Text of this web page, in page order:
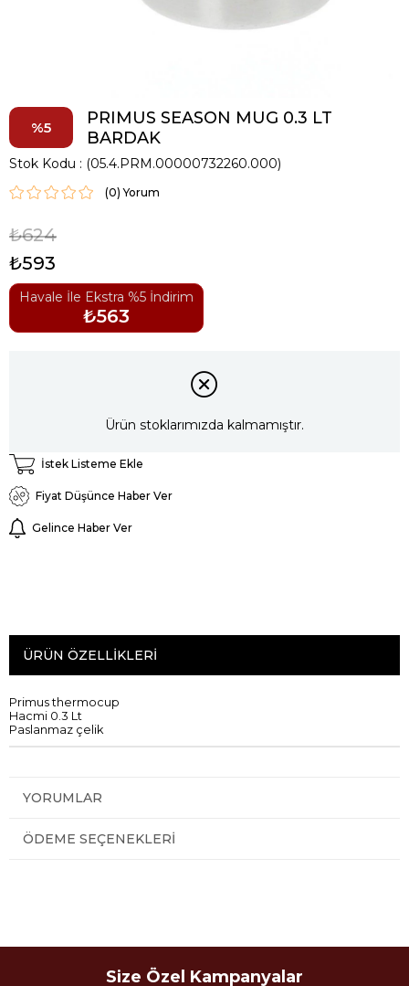
5
PRIMUS SEASON MUG 0.3 LT
BARDAK
Stok Kodu (05.4.PRM.00000732260.000)
(0)
₺624
₺593
Havale İle Ekstra %5 İndirim
₺563
Ürün stoklarımızda kalmamıştır.
İstek Listeme Ekle
Fiyat Düşünce Haber Ver
Gelince Haber Ver
ÜRÜN ÖZELLIKLERI
Primus thermocup
Hacmi 0.3 Lt
Paslanmaz çelik
YORUMLAR
ÖDEME SEÇENEKLERI
Size Özel Kampanyalar